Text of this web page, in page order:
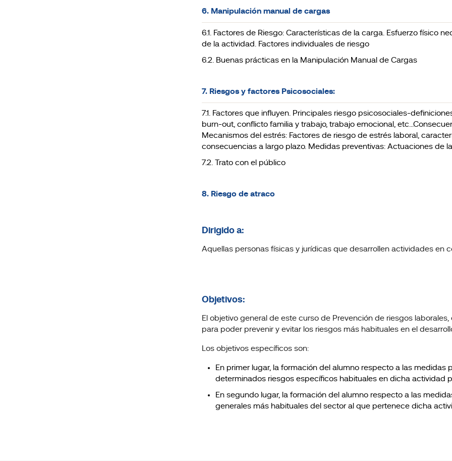
6. Manipulación manual de cargas
6.1. Factores de Riesgo: Características de la carga. Esfuerzo físico
de la actividad. Factores individuales de riesgo
6.2. Buenas prácticas en la Manipulación Manual de Cargas
7. Riesgos y factores Psicosociales:
7.1. Factores que influyen. Principales riesgo psicosociales-
burn-out, conflicto familia y trabajo, trabajo emocional,
Mecanismos del estrés: Factores de riesgo de estrés laboral,
consecuencias a largo plazo. Medidas preventivas: Actuaciones de
7.2. Trato con el público
8. Riesgo de atraco
Dirigido a:
Aquellas personas físicas y jurídicas que desarrollen actividades en
Objetivos:
El objetivo general de este curso de Prevención de riesgos
para poder prevenir y evitar los riesgos más habituales en el
Los objetivos específicos son:
En primer lugar, la formación del alumno respecto a las
determinados riesgos específicos habituales en dicha actividad
En segundo lugar, la formación del alumno respecto a las
generales más habituales del sector al que pertenece dicha